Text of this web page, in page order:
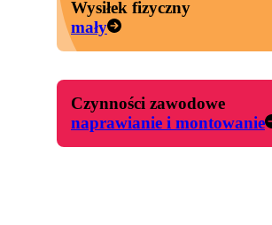
Wysiłek fizyczny
mały
Czynności zawodowe
naprawianie i montowanie